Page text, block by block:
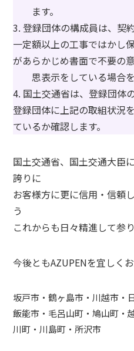
ます。
3. 登録団体の構成員は、契
一定額以上の工事ではかし
があらかじめ書面で不要の意
思表示をしている場合を
4. 国土交通省は、登録団体
登録団体に上記の取組状況
ているか確認します。
国土交通省、国土交通大臣
誇りに
お客様方に更に信用・信頼
う
これからも日々精進して参り
今後ともAZUPENを宜しく
坂戸市・鶴ヶ島市・川越市・
飯能市・毛呂山町・鳩山町・
川町・川島町・所沢市